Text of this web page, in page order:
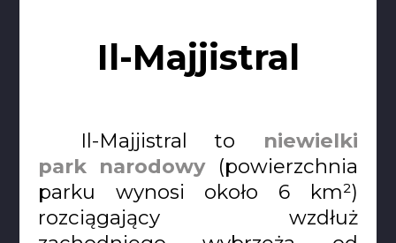
Il-Majjistral
Il-Majjistral to niewielki
park narodowy(powierzchnia
parku wynosi około 6 km²)
rozciągający wzdłuż